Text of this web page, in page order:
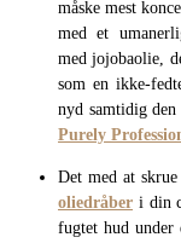
måske mest
med et
med jojobaolie,
som en ikke-
nyd samtidig
Purely
Det med at
oliedråber i din
fugtet hud under